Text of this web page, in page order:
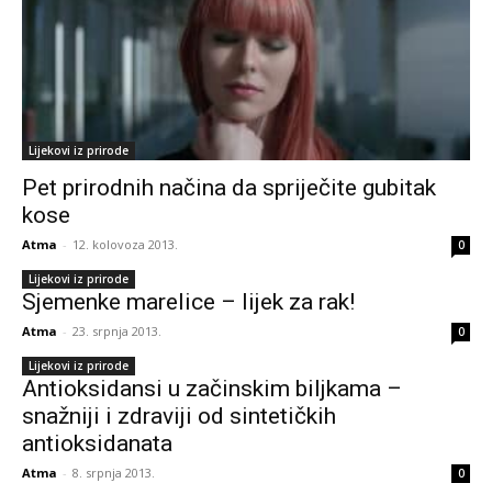
Lijekovi iz prirode
Pet prirodnih načina da spriječite gubitak
kose
Atma - 12. kolovoza 2013. 0
Lijekovi iz prirode
Sjemenke marelice – lijek za rak!
Atma - 23. srpnja 2013. 0
Lijekovi iz prirode
Antioksidansi u začinskim biljkama –
snažniji i zdraviji od sintetičkih
antioksidanata
Atma - 8. srpnja 2013. 0